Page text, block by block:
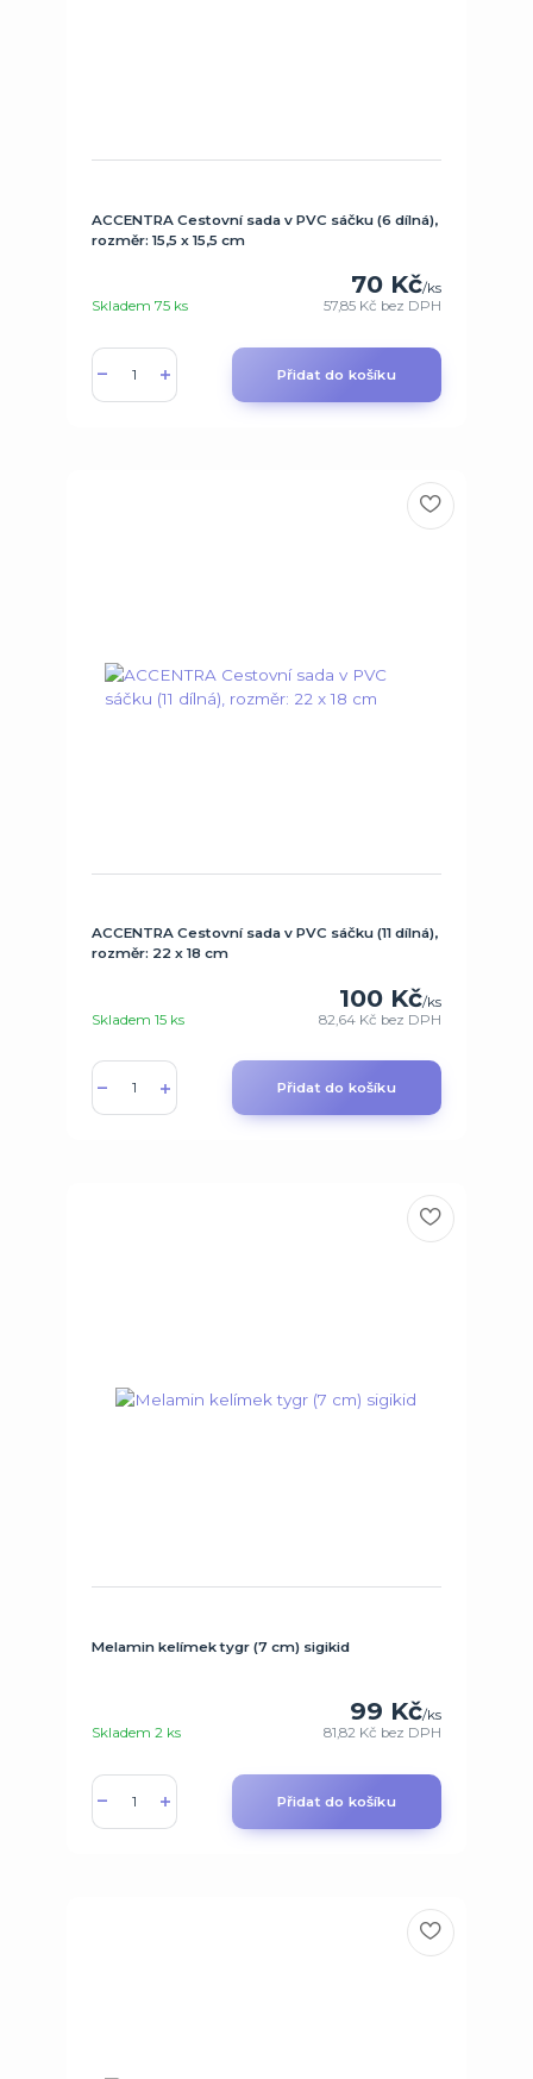
ACCENTRA Cestovní sada v PVC sáčku (6 dílná),
rozměr: 15,5 x 15,5 cm
70 Kč/ks
57,85 Kč bez DPH
Skladem 75 ks
Přidat do košíku
ACCENTRA Cestovní sada v PVC sáčku (11 dílná),
rozměr: 22 x 18 cm
100 Kč/ks
82,64 Kč bez DPH
Skladem 15 ks
Přidat do košíku
Melamin kelímek tygr (7 cm) sigikid
99 Kč/ks
81,82 Kč bez DPH
Skladem 2 ks
Přidat do košíku